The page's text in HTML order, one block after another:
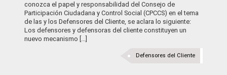
conozca el papel y responsabilidad del Consejo de
Participación Ciudadana y Control Social (CPCCS) en el tema
de las y los Defensores del Cliente, se aclara lo siguiente:
Los defensores y defensoras del cliente constituyen un
nuevo mecanismo [...]
Defensores del Cliente